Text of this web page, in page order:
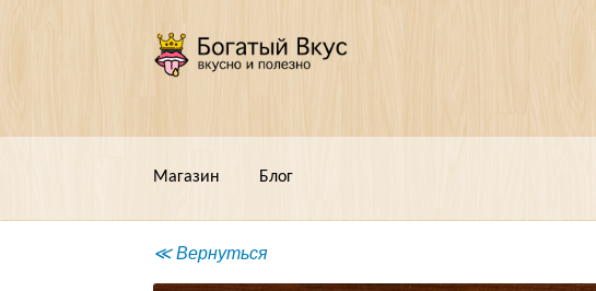
Перейти
Перейти
Магазин Блог
≪ Вернуться